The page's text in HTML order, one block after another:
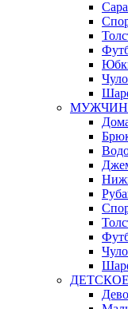
ДЕТСКОЕ